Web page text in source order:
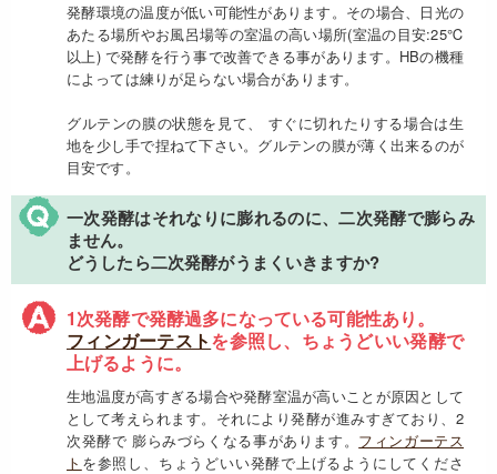
発酵環境の温度が低い可能性があります。その場合、日光の
あたる場所やお風呂場等の室温の高い場所(室温の目安:25℃
以上) で発酵を行う事で改善できる事があります。HBの機種
によっては練りが足らない場合があります。
グルテンの膜の状態を見て、 すぐに切れたりする場合は生
地を少し手で捏ねて下さい。グルテンの膜が薄く出来るのが
目安です。
一次発酵はそれなりに膨れるのに、二次発酵で膨らみ
ません。
どうしたら二次発酵がうまくいきますか?
1次発酵で発酵過多になっている可能性あり。
フィンガーテストを参照し、ちょうどいい発酵で
上げるように。
生地温度が高すぎる場合や発酵室温が高いことが原因として
として考えられます。それにより発酵が進みすぎており、2
次発酵で 膨らみづらくなる事があります。 フィンガーテス
ト を参照し、ちょうどいい発酵で上げるようにしてくださ